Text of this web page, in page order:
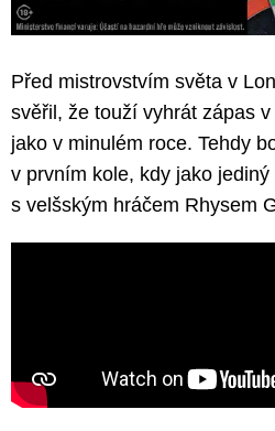
Před mistrovstvím světa v
svěřil, že touží vyhrát zápas v
jako v minulém roce. Tehdy
v prvním kole, kdy jako
s velšským hráčem Rhysem